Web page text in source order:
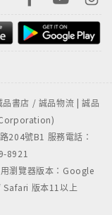
書店 / 誠品物流 | 誠品
204號B1 服務電話：
8921
瀏覽器版本：Google
版本11以上